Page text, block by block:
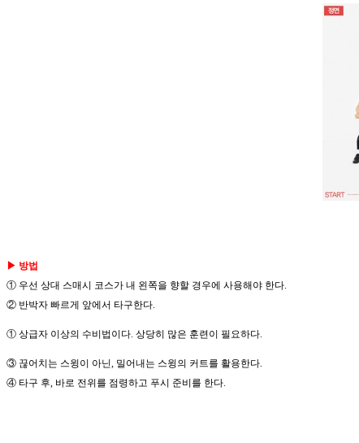
▶ 방법
① 우선 상대 스매시 코스가 내 왼쪽을 향할 경우에 사용해야 한다.
① 상급자 이상의 수비법이다. 상당히 많은 훈련이 필요하다.
③ 끊어치는 스윙이 아닌, 밀어내는 스윙의 커트를 활용한다.
④ 타구 후, 바로 전위를 점령하고 푸시 준비를 한다.